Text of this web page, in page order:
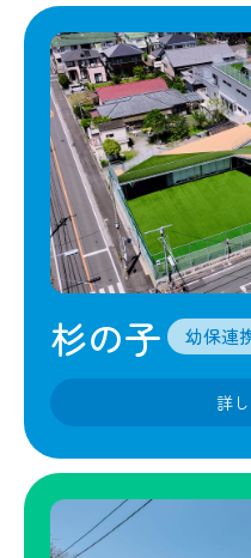
杉の子 幼保連
詳